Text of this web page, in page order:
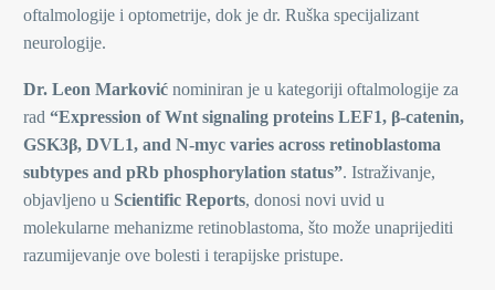
oftalmologije i optometrije, dok je dr. Ruška specijalizant
neurologije.
Dr. Leon Marković nominiran je u kategoriji oftalmologije za
rad “Expression of Wnt signaling proteins LEF1, β‑catenin,
GSK3β, DVL1, and N‑myc varies across retinoblastoma
subtypes and pRb phosphorylation status”. Istraživanje,
objavljeno u Scientific Reports, donosi novi uvid u
molekularne mehanizme retinoblastoma, što može unaprijediti
razumijevanje ove bolesti i terapijske pristupe.